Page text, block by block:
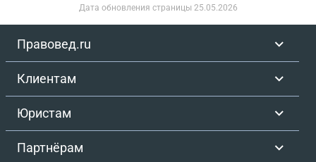
Дата обновления страницы 25.05.2026
Правовед.ru
Клиентам
Юристам
Партнёрам